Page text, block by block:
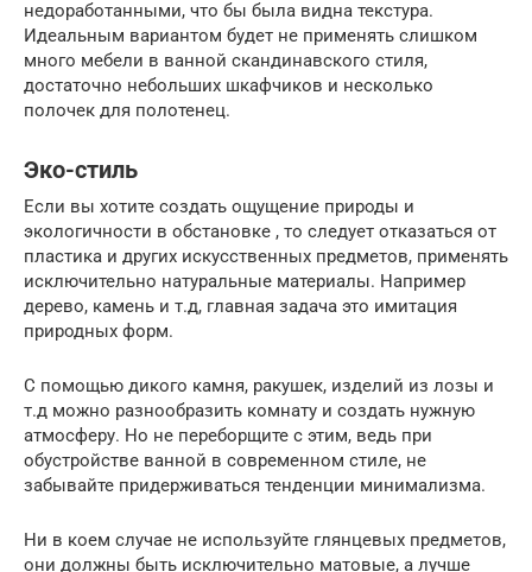
недоработанными, что бы была видна текстура.
Идеальным вариантом будет не применять слишком
много мебели в ванной скандинавского стиля,
достаточно небольших шкафчиков и несколько
полочек для полотенец.
Эко-стиль
Если вы хотите создать ощущение природы и
экологичности в обстановке , то следует отказаться от
пластика и других искусственных предметов, применять
исключительно натуральные материалы. Например
дерево, камень и т.д, главная задача это имитация
природных форм.
С помощью дикого камня, ракушек, изделий из лозы и
т.д можно разнообразить комнату и создать нужную
атмосферу. Но не переборщите с этим, ведь при
обустройстве ванной в современном стиле, не
забывайте придерживаться тенденции минимализма.
Ни в коем случае не используйте глянцевых предметов,
они должны быть исключительно матовые, а лучше